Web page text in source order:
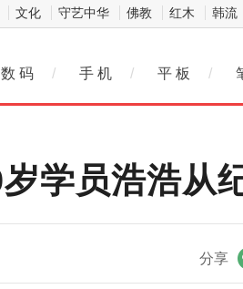
文化 守艺中华 佛教 红木 韩流
数 码 / 手 机 / 平 板 /
学员浩浩从
分享